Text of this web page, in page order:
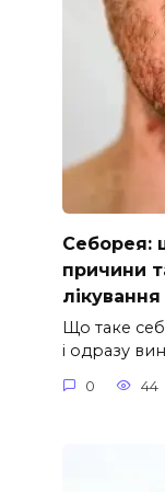
Себорея:
причини
лікування
Що таке
і одразу
0 44